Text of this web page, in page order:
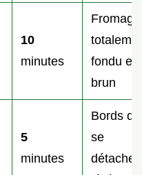
10
minutes
Fromage
fondu et
brun
5
minutes
Bords
se